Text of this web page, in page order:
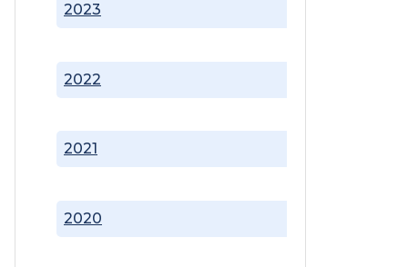
2020
2021
2022
2023